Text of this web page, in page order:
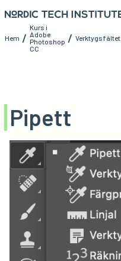
Hem /
Kurs i
Adobe
Photoshop
CC
/ Verktygsfältet
Pipett